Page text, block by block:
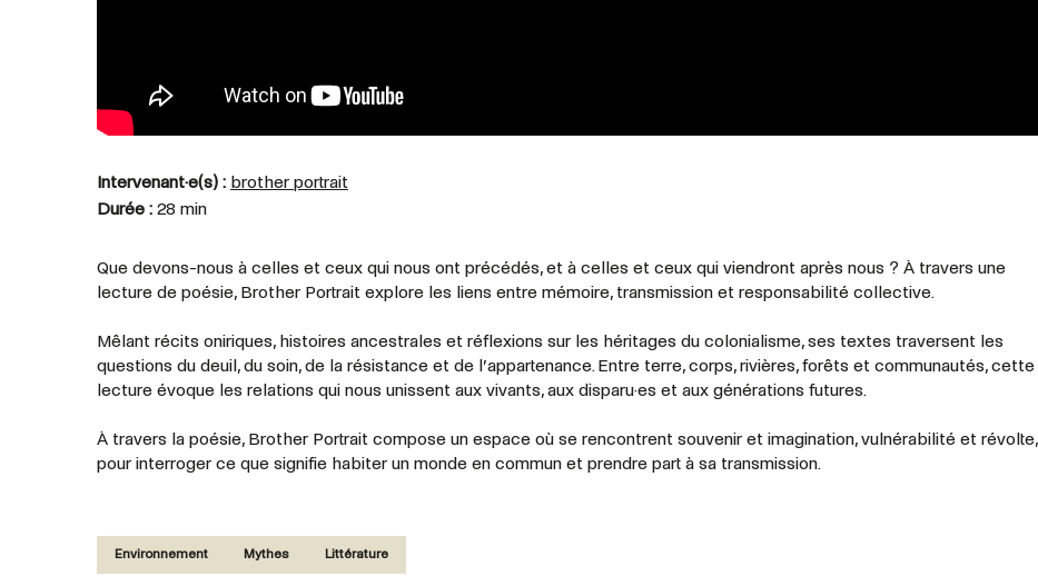
Intervenant·e(s) : brother portrait
Durée : 28 min
Que devons-nous à celles et ceux qui nous ont précédés, et à celles et ceux qui viendront après nous ? À travers une
lecture de poésie, Brother Portrait explore les liens entre mémoire, transmission et responsabilité collective.
Mêlant récits oniriques, histoires ancestrales et réflexions sur les héritages du colonialisme, ses textes traversent les
questions du deuil, du soin, de la résistance et de l’appartenance. Entre terre, corps, rivières, forêts et communautés, cette
lecture évoque les relations qui nous unissent aux vivants, aux disparu·es et aux générations futures.
À travers la poésie, Brother Portrait compose un espace où se rencontrent souvenir et imagination, vulnérabilité et révolte,
pour interroger ce que signifie habiter un monde en commun et prendre part à sa transmission.
Environnement Mythes Littérature